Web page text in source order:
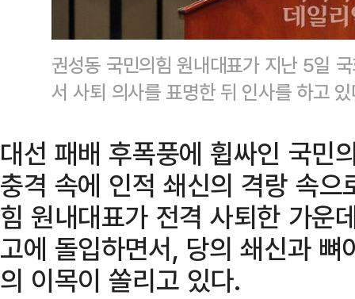
권성동 국민의힘 원내대표가 지난 5일
서 사퇴 의사를 표명한 뒤 인사를 하고
대선 패배 후폭풍에 휩싸인 국민
충격 속에 인적 쇄신의 격랑 속
힘 원내대표가 전격 사퇴한 가운
고에 돌입하면서, 당의 쇄신과
의 이목이 쏠리고 있다.